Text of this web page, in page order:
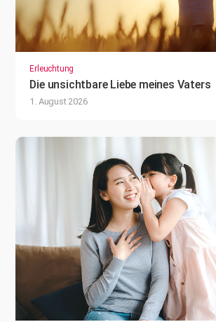
Erleuchtung
Die unsichtbare Liebe meines Vaters
1. August 2026